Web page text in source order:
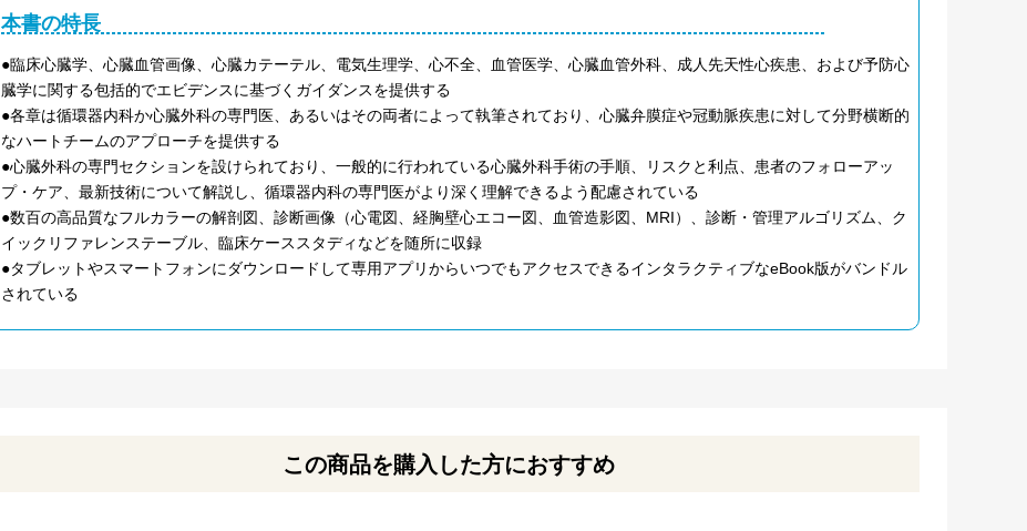
本書の特長
●臨床心臓学、心臓血管画像、心臓カテーテル、電気生理学、心不全、血管医学、心臓血管外科、成人先天性心疾患、および予防心
臓学に関する包括的でエビデンスに基づくガイダンスを提供する
●各章は循環器内科か心臓外科の専門医、あるいはその両者によって執筆されており、心臓弁膜症や冠動脈疾患に対して分野横断的
なハートチームのアプローチを提供する
●心臓外科の専門セクションを設けられており、一般的に行われている心臓外科手術の手順、リスクと利点、患者のフォローアッ
プ・ケア、最新技術について解説し、循環器内科の専門医がより深く理解できるよう配慮されている
●数百の高品質なフルカラーの解剖図、診断画像（心電図、経胸壁心エコー図、血管造影図、MRI）、診断・管理アルゴリズム、ク
イックリファレンステーブル、臨床ケーススタディなどを随所に収録
●タブレットやスマートフォンにダウンロードして専用アプリからいつでもアクセスできるインタラクティブなeBook版がバンドル
されている
この商品を購入した方におすすめ